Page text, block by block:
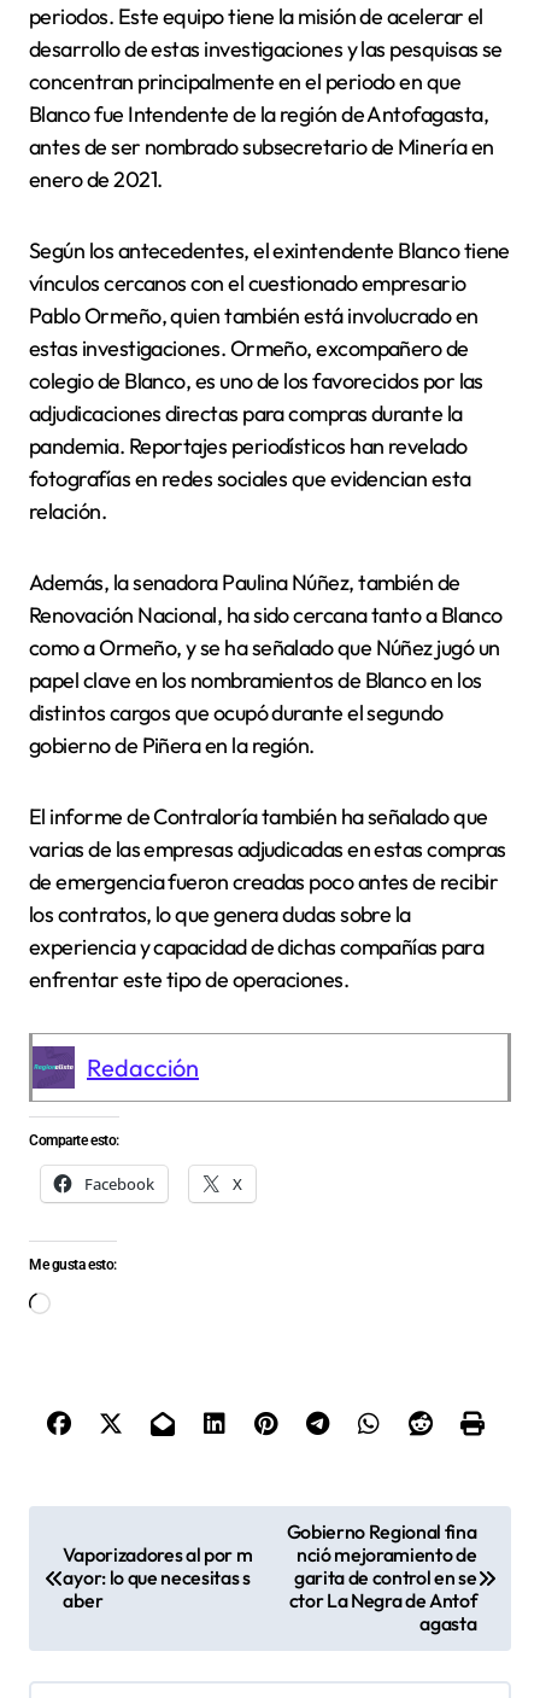
periodos. Este equipo tiene la misión de acelerar el
desarrollo de estas investigaciones y las pesquisas se
concentran principalmente en el periodo en que
Blanco fue Intendente de la región de Antofagasta,
antes de ser nombrado subsecretario de Minería en
enero de 2021.
Según los antecedentes, el exintendente Blanco tiene
vínculos cercanos con el cuestionado empresario
Pablo Ormeño, quien también está involucrado en
estas investigaciones. Ormeño, excompañero de
colegio de Blanco, es uno de los favorecidos por las
adjudicaciones directas para compras durante la
pandemia. Reportajes periodísticos han revelado
fotografías en redes sociales que evidencian esta
relación.
Además, la senadora Paulina Núñez, también de
Renovación Nacional, ha sido cercana tanto a Blanco
como a Ormeño, y se ha señalado que Núñez jugó un
papel clave en los nombramientos de Blanco en los
distintos cargos que ocupó durante el segundo
gobierno de Piñera en la región.
El informe de Contraloría también ha señalado que
varias de las empresas adjudicadas en estas compras
de emergencia fueron creadas poco antes de recibir
los contratos, lo que genera dudas sobre la
experiencia y capacidad de dichas compañías para
enfrentar este tipo de operaciones.
Redacción
Comparte esto:
Facebook X
Me gusta esto:
Cargando...
e
g
Vaporizadores al por m
ayor: lo que necesitas s
aber
Gobierno Regional fina
nció mejoramiento de
garita de control en se
ctor La Negra de Antof
agasta